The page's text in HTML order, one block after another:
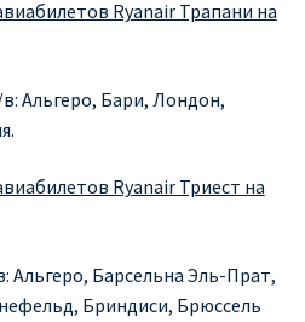
Ryanair Трапани на
Альгеро, Бари, Лондон,
Ryanair Триест на
Альгеро, Барсельна Эль-Прат,
Бриндиси, Брюссель